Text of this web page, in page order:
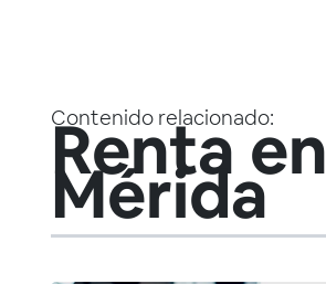
Contenido relacionado:
Renta en
Mérida